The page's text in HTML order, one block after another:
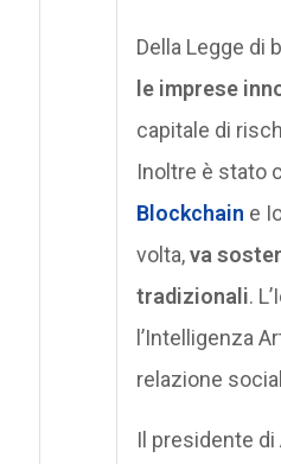
Della Legge di
le imprese
capitale di
Inoltre è stato
Blockchain e
volta,va
tradizionali.
l’Intelligenza
relazione
Il presidente